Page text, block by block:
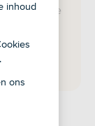
te
ASN-
inhoud
ons